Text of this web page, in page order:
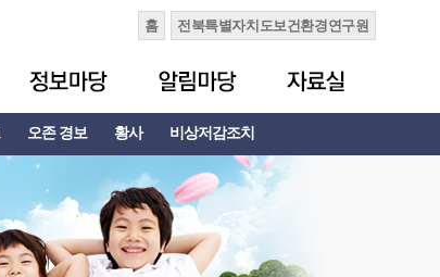
홈 전북특별자치도보건환경연구원
오존 경보 황사 비상저감조치